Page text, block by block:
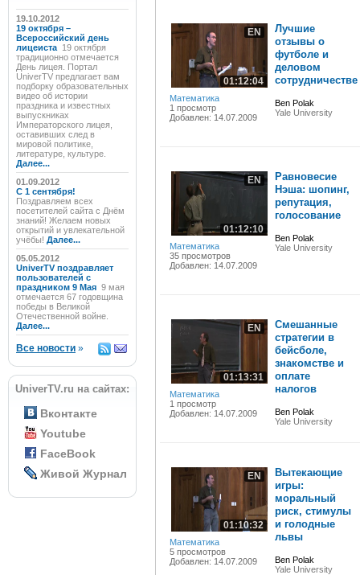
19.10.2012
19 октября –
Всероссийский день
лицеиста 19 октября
традиционно отмечается
День лицея. Портал
UniverTV предлагает вам
подборку образовательных
видео об истории
праздника и известных
выпускниках
Императорского лицея,
оставивших след в
мировой политике,
литературе, культуре.
Далее...
01.09.2012
C 1 сентября!
Поздравляем всех
посетителей сайта с Днём
знаний! Желаем новых
открытий и увлекательной
учёбы! Далее...
05.05.2012
UniverTV поздравляет
пользователей с
праздником 9 Мая 9 мая
отмечается 67 годовщина
победы в Великой
Отечественной войне.
Далее...
Все новости »
UniverTV.ru на сайтах:
Вконтакте
Youtube
FaceBook
Живой Журнал
EN
01:12:04
Математика
1 просмотр
Добавлен: 14.07.2009
Лучшие
отзывы о
футболе и
деловом
сотрудничестве
Ben Polak
Yale University
EN
01:12:10
Математика
35 просмотров
Добавлен: 14.07.2009
Равновесие
Нэша: шопинг,
репутация,
голосование
Ben Polak
Yale University
EN
01:13:31
Математика
1 просмотр
Добавлен: 14.07.2009
Смешанные
стратегии в
бейсболе,
знакомстве и
оплате
налогов
Ben Polak
Yale University
EN
01:10:32
Математика
5 просмотров
Добавлен: 14.07.2009
Вытекающие
игры:
моральный
риск, стимулы
и голодные
львы
Ben Polak
Yale University